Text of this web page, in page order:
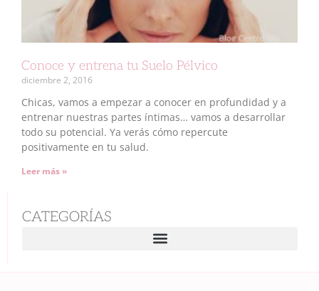
Conoce y entrena tu Suelo Pélvico
diciembre 2, 2016
Chicas, vamos a empezar a conocer en profundidad y a
entrenar nuestras partes íntimas… vamos a desarrollar
todo su potencial. Ya verás cómo repercute
positivamente en tu salud.
Leer más »
CATEGORÍAS